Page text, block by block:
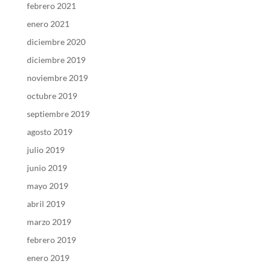
febrero 2021
enero 2021
diciembre 2020
diciembre 2019
noviembre 2019
octubre 2019
septiembre 2019
agosto 2019
julio 2019
junio 2019
mayo 2019
abril 2019
marzo 2019
febrero 2019
enero 2019